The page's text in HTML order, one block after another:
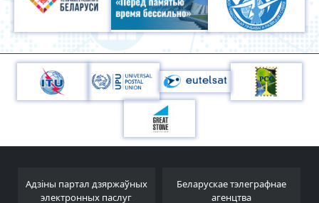
Адзіны партал дзяржаўных
электронных паслуг
Беларускае тэлеграфнае
агенцтва